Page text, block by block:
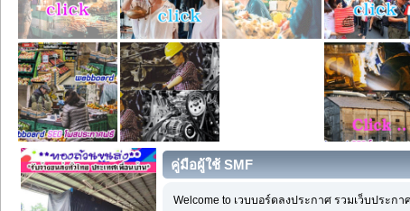
คู่มือผู้ใช้ SMF
Welcome to เวบบอร์ดลงประกาศ รวมเว็บประก